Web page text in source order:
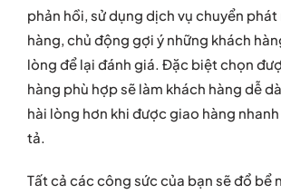
phản hồi, sử dụng dịch vụ chuyển
hàng, chủ động gợi ý những khách
lòng để lại đánh giá. Đặc biệt chọn
hàng phù hợp sẽ làm khách hàng dễ
hài lòng hơn khi được giao hàng
tả.
Tất cả các công sức của bạn sẽ đổ bể